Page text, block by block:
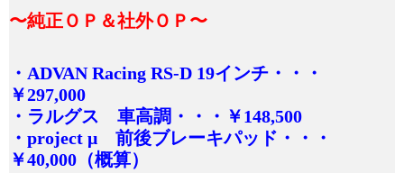
〜純正ＯＰ＆社外ＯＰ〜
・ADVAN Racing RS-D 19インチ・・・
￥297,000
・ラルグス 車高調・・・￥148,500
・project μ 前後ブレーキパッド・・・
￥40,000（概算）